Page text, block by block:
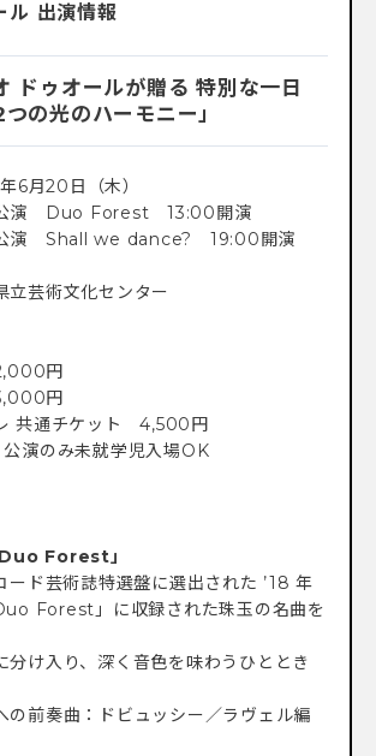
ル 出演情報
ドゥオールが贈る 特別な一日
つの光のハーモニー」
6月20日（木）
公演 Duo Forest 13:00開演
公演 Shall we dance? 19:00開演
立芸術文化センター
円
円
共通チケット 4,500円
演のみ未就学児入場OK
Forest」
ード芸術誌特選盤に選出された ’18 年
Forest」に収録された珠玉の名曲を
分け入り、深く音色を味わうひととき
前奏曲：ドビュッシー／ラヴェル編